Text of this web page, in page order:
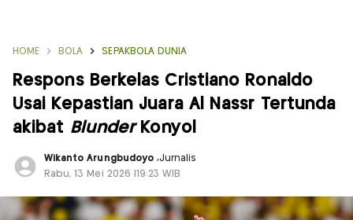
HOME BOLA SEPAKBOLA DUNIA
Respons Berkelas Cristiano Ronaldo
Usai Kepastian Juara Al Nassr Tertunda
akibat BlunderKonyol
Wikanto Arungbudoyo ,Jurnalis
Rabu, 13 Mei 2026 |19:23 WIB